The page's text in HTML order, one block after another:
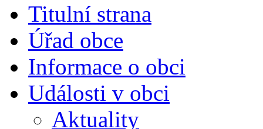
Titulní strana
Úřad obce
Informace o obci
Události v obci
Aktuality